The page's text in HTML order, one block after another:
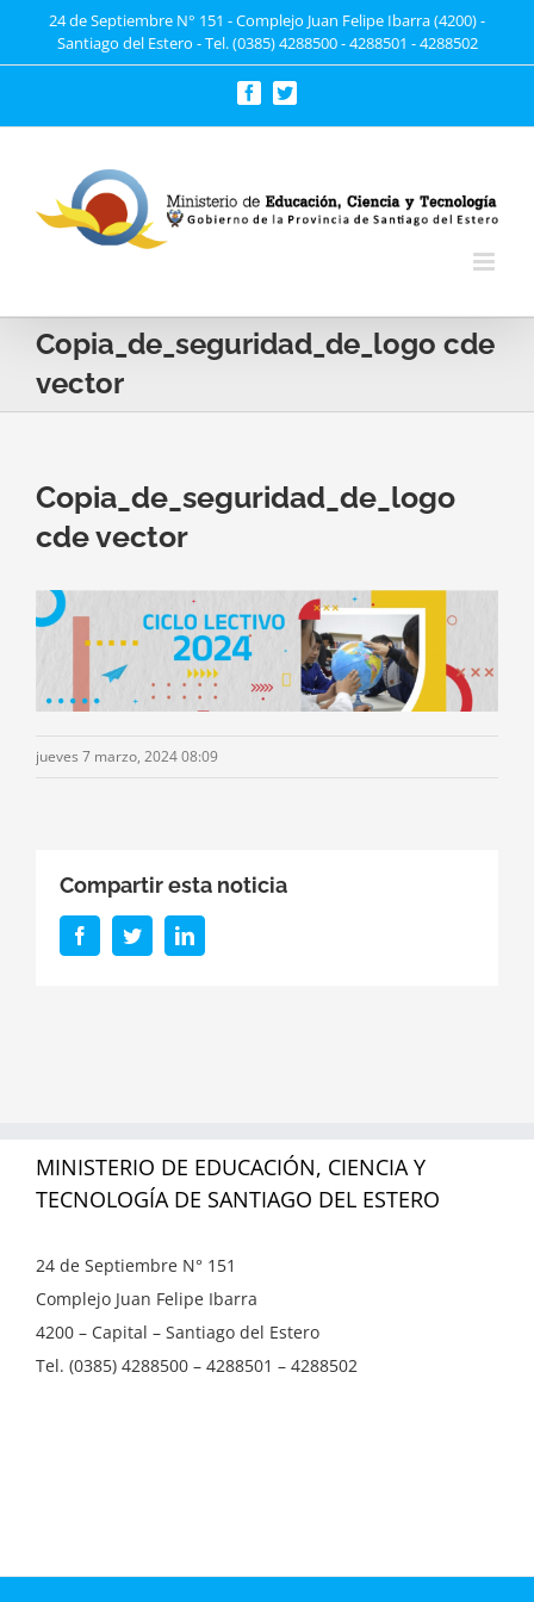
24 de Septiembre N° 151 - Complejo Juan Felipe Ibarra (4200) -
Santiago del Estero - Tel. (0385) 4288500 - 4288501 - 4288502
FacebookTwitter
Copia_de_seguridad_de_logo cde
vector
Copia_de_seguridad_de_logo
cde vector
jueves 7 marzo, 2024 08:09
Compartir esta noticia
FacebookTwitterLinkedIn
MINISTERIO DE EDUCACIÓN, CIENCIA Y
TECNOLOGÍA DE SANTIAGO DEL ESTERO
24 de Septiembre N° 151
Complejo Juan Felipe Ibarra
4200 – Capital – Santiago del Estero
Tel. (0385) 4288500 – 4288501 – 4288502